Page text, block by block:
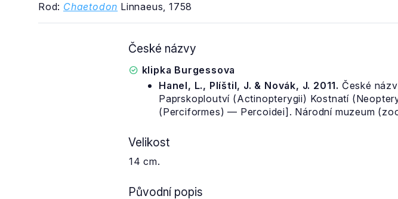
Rod: Chaetodon Linnaeus, 1758
České názvy
klipka Burgessova
Hanel, L., Plíštil, J. & Novák, J. 2011. České
Paprskoploutví (Actinopterygii) Kostnatí
(Perciformes) — Percoidei]. Národní muzeum
Velikost
14 cm.
Původní popis